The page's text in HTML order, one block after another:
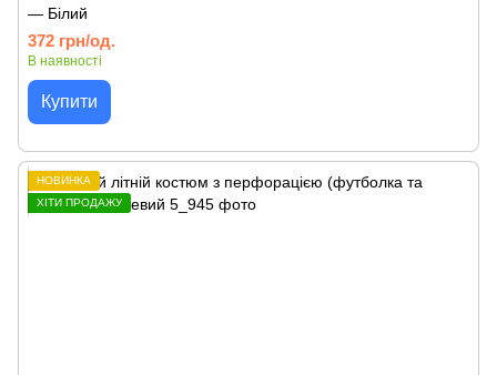
— Білий
372 грн/од.
В наявності
Купити
НОВИНКА
ХІТИ ПРОДАЖУ